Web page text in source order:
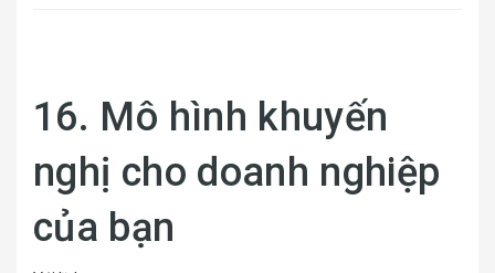
16. Mô hình khuyến
nghị cho doanh nghiệp
của bạn